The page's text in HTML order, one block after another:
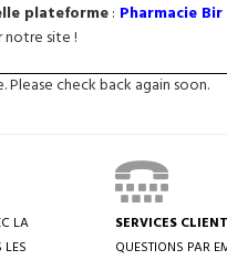
plateforme: Pharmacie
site !
check back again soon.
LA
LES
SERVICES
QUESTIONS PAR